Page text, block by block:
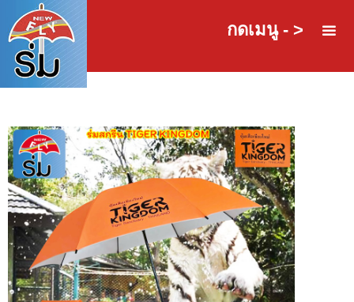
กดเมนู - >